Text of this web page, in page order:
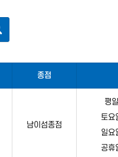
종점
남이섬종점
평
토
일
공